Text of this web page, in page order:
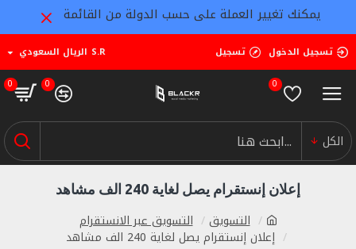
يمكنك تغيير العملة على حسب الدولة من القائمة
تسجيل الدخول تسجيل S.R الريال السعودي
0
0
0
الكل
التسويق التسويق عبر الانستقرام
إعلان إنستقرام يصل لغاية 240 الف مشاهد
إعلان إنستقرام يصل لغاية 240 الف مشاهد